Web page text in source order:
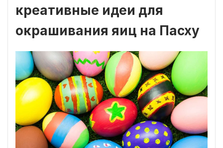
креативные идеи для
окрашивания яиц на Пасху